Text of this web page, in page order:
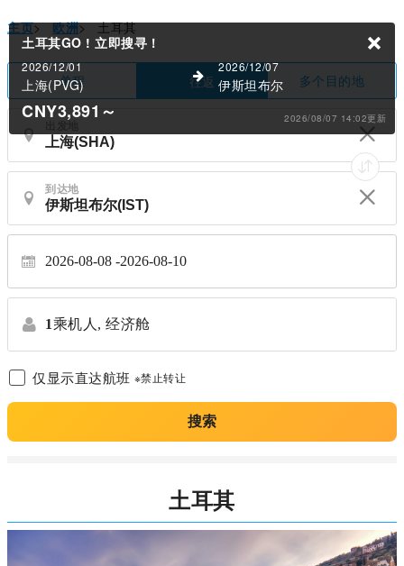
主页> 欧洲> 土耳其
单程 往返 多个目的地
出发地
到达地
2026-08-08 2026-08-10
1乘机人, 经济舱
仅显示直达航班 ※禁止转让
搜索
土耳其GO ! 立即搜寻！
2026/12/01
上海(PVG)
2026/12/07
伊斯坦布尔
CNY3,891 ～ 2026/08/07 14:02更新
土耳其